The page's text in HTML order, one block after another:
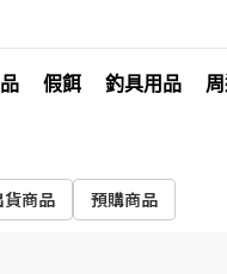
假餌 釣具用品
商品 預購商品